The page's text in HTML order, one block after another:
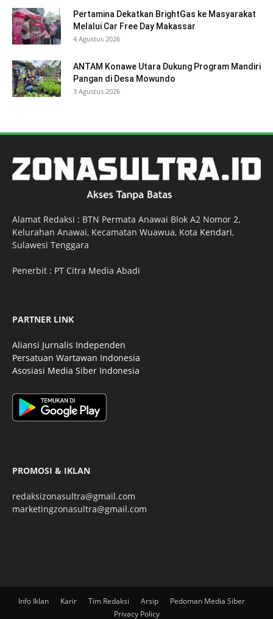
Pertamina Dekatkan BrightGas ke Masyarakat
Melalui Car Free Day Makassar
4 Agustus 2026
ANTAM Konawe Utara Dukung Program Mandiri
Pangan di Desa Mowundo
3 Agustus 2026
Alamat Redaksi : BTN Permata Anawai Blok A2 Nomor 2,
Kelurahan Anawai, Kecamatan Wuawua, Kota Kendari,
Sulawesi Tenggara
Penerbit : PT Citra Media Abadi
PARTNER LINK
Aliansi Jurnalis Independen
Persatuan Wartawan Indonesia
Asosiasi Media Siber Indonesia
PROMOSI & IKLAN
redaksizonasultra@gmail.com
marketingzonasultra@gmail.com
Info Iklan Karir Tim Redaksi Arsip
Pedoman Media Siber
Privacy Policy